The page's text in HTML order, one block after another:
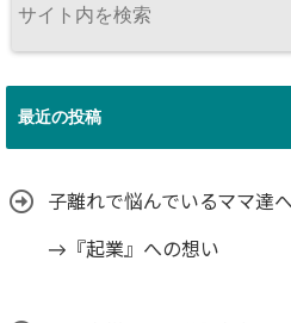
最近の投稿
子離れで悩んでいるママ達
→『起業』への想い